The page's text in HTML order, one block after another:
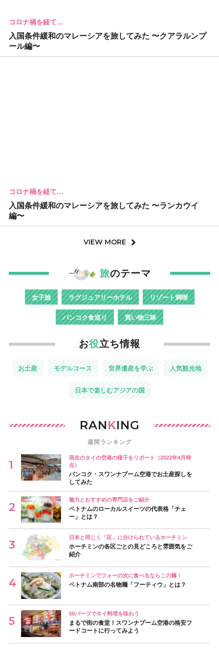
コロナ禍を経て…
入国条件緩和のマレーシアを旅してみた 〜クアラルンプ
ール編〜
コロナ禍を経て…
入国条件緩和のマレーシアを旅してみた 〜ランカウイ
編〜
VIEW MORE
旅のテーマ
女子旅 ラグジュアリーホテル リゾート満喫
バンコク食巡り 買い物三昧
お役立ち情報
お土産 モデルコース 世界遺産を学ぶ 人気観光地
日本で楽しむアジアの国
RANKING
週間ランキング
現在のタイの空港の様子をリポート（2022年4月時
点）
バンコク・スワンナプーム空港でお土産探しを
してみた
魅力とおすすめの専門店をご紹介
ベトナムのローカルスイーツの代表格「チェ
ー」とは？
日本と同じく「区」に分けられているホーチミン
ホーチミンの各区ごとの見どころと雰囲気をご
紹介
ホーチミンでフォーの次に食べるならこの麺！
ベトナム南部の名物麺「フーティウ」とは？
50バーツでタイ料理を味わう
まるで街の食堂！スワンナプーム空港の格安フ
ードコートに行ってみよう